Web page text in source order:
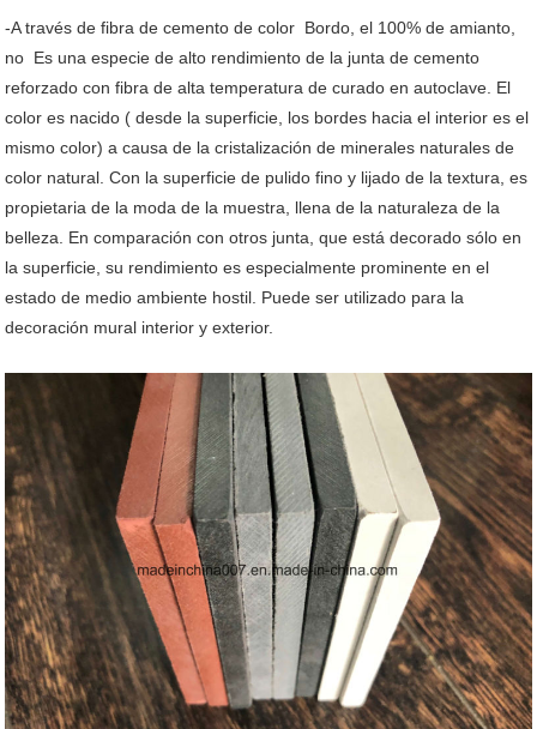
-A través de fibra de cemento de color Bordo , el 100% de amianto,
no Es una especie de alto rendimiento de la junta de cemento
reforzado con fibra de alta temperatura de curado en autoclave. El
color es nacido ( desde la superficie, los bordes hacia el interior es el
mismo color) a causa de la cristalización de minerales naturales de
color natural. Con la superficie de pulido fino y lijado de la textura, es
propietaria de la moda de la muestra, llena de la naturaleza de la
belleza. En comparación con otros junta, que está decorado sólo en
la superficie, su rendimiento es especialmente prominente en el
estado de medio ambiente hostil. Puede ser utilizado para la
decoración mural interior y exterior.